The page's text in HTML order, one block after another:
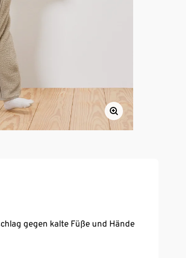
gegen kalte Füße und Hände
zu öffnen – zum einfachen An-